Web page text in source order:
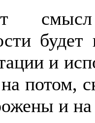
и
потом,
и на